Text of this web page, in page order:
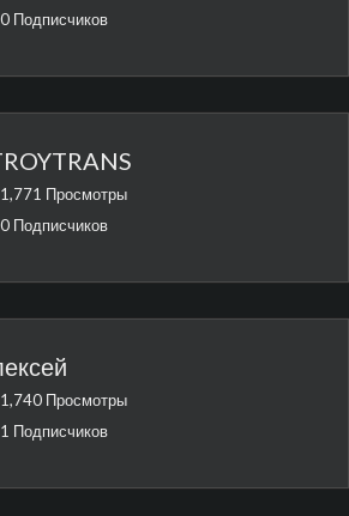
0 Подписчиков
1,771 Просмотры
0 Подписчиков
1,740 Просмотры
1 Подписчиков